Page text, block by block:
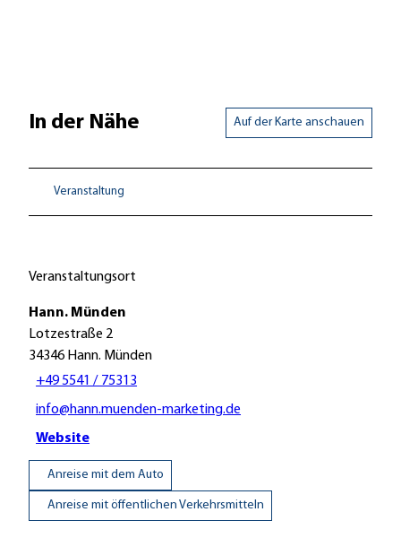
In der Nähe Auf der Karte anschauen
Veranstaltung
Veranstaltungsort
Hann. Münden
Lotzestraße 2
34346 Hann. Münden
+49 5541 / 75313
info@hann.muenden-marketing.de
Website
Anreise mit dem Auto
Anreise mit öffentlichen Verkehrsmitteln